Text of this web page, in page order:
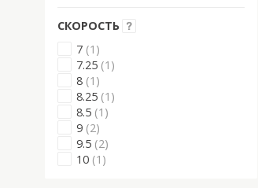
СКОРОСТЬ
7 (1)
7.25 (1)
8 (1)
8.25 (1)
8.5 (1)
9 (2)
9.5 (2)
10 (1)